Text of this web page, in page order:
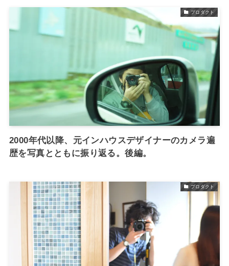
プロダクト
2000年代以降、元インハウスデザイナーのカメラ遍
歴を写真とともに振り返る。後編。
プロダクト